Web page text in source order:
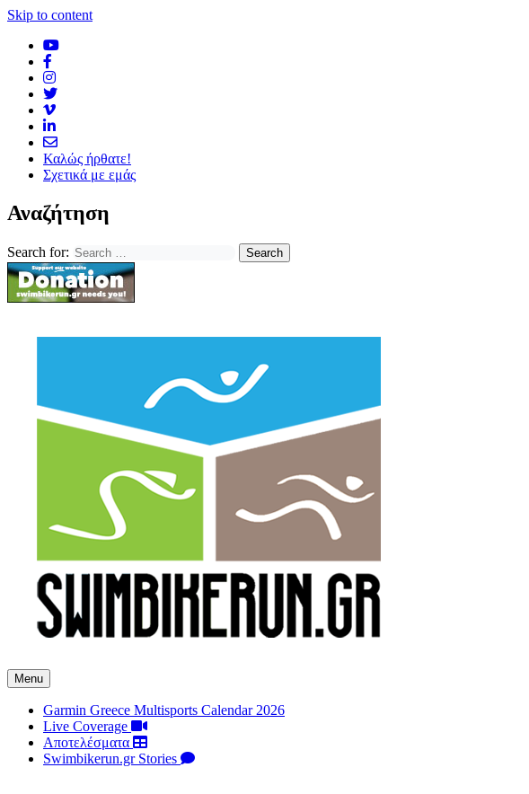
Skip to content
Καλώς ήρθατε!
Σχετικά με εμάς
Αναζήτηση
Search for:
Menu
Garmin Greece Multisports Calendar 2026
Live Coverage
Αποτελέσματα
Swimbikerun.gr Stories